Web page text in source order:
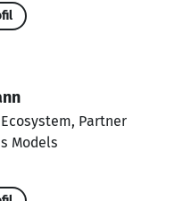
Partner
Models